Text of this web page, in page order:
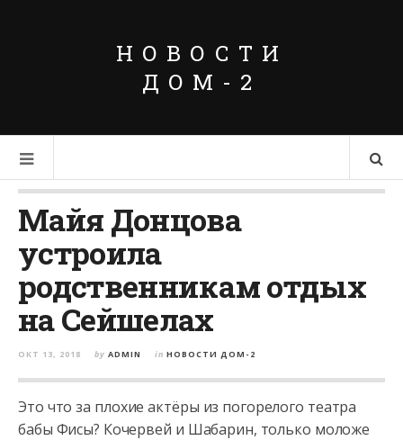
НОВОСТИ
ДОМ-2
Майя Донцова
устроила
родственникам отдых
на Сейшелах
ОКТ 13, 2018 by ADMIN in НОВОСТИ ДОМ-2
Это что за плохие актёры из погорелого театра
бабы Фисы? Кочервей и Шабарин, только моложе